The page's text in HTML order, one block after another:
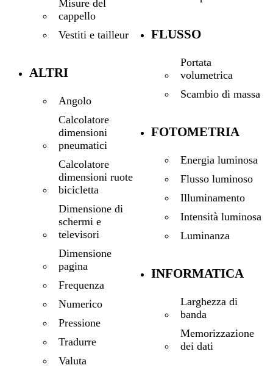
Misure del
cappello
Vestiti e tailleur
ALTRI
Angolo
Calcolatore
dimensioni
pneumatici
Calcolatore
dimensioni ruote
bicicletta
Dimensione di
schermi e
televisori
Dimensione
pagina
Frequenza
Numerico
Pressione
Tradurre
Valuta
FLUSSO
Portata
volumetrica
Scambio di massa
FOTOMETRIA
Energia luminosa
Flusso luminoso
Illuminamento
Intensità luminosa
Luminanza
INFORMATICA
Larghezza di
banda
Memorizzazione
dei dati